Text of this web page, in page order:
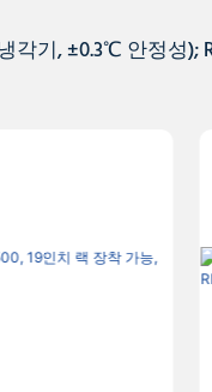
각기, ±0.3℃ 안정성